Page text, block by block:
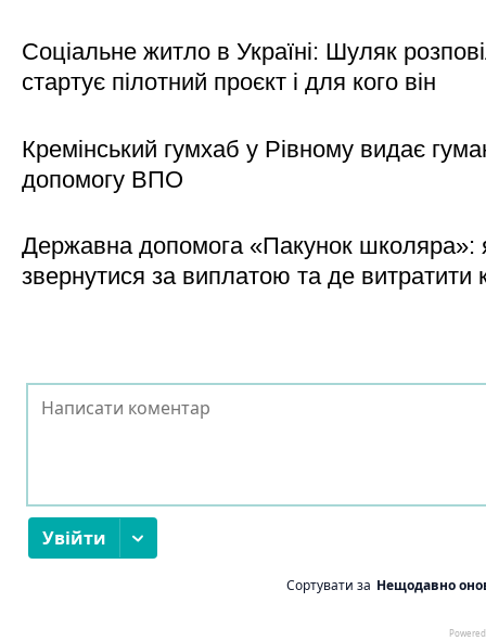
Соціальне житло в Україні: Шуляк
стартує пілотний проєкт і для кого він
Кремінський гумхаб у Рівному видає
допомогу ВПО
Державна допомога «Пакунок школяра»:
звернутися за виплатою та де витратити